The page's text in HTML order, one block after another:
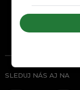
SLEDUJ NÁS AJ NA